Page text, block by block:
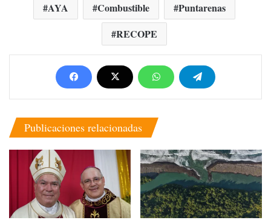
AYA Combustible
Puntarenas
RECOPE
Publicaciones relacionadas